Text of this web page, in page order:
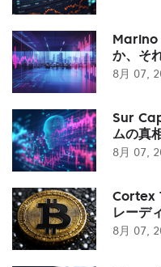
Marino
か、そ
8月 07,
Sur
ムの真
8月 07,
Cortex
レーデ
8月 07,